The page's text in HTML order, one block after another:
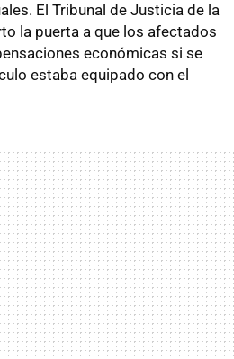
El Tribunal de Justicia de la
la puerta a que los afectados
económicas si se
estaba equipado con el